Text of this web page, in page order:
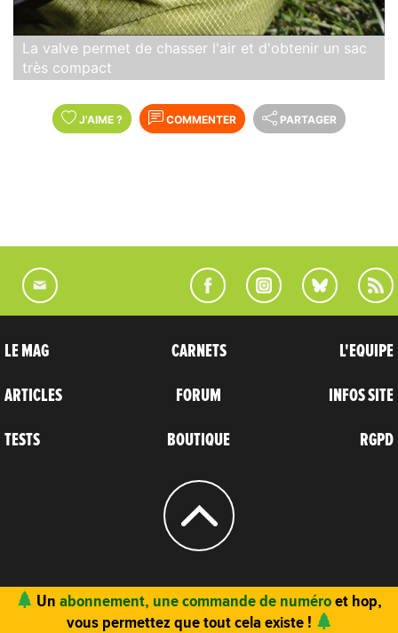
La valve permet de chasser l'air et d'obtenir un sac
très compact
J'AIME ? COMMENTER PARTAGER
LE MAG
ARTICLES
TESTS
CARNETS
FORUM
BOUTIQUE
L'EQUIPE
INFOS SITE
RGPD
© 2004 - 2026 CARNETS D’AVENTURES
Vous trouvez ce site utile ? Vous aimez le magazine ?